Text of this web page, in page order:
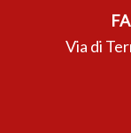
Via di